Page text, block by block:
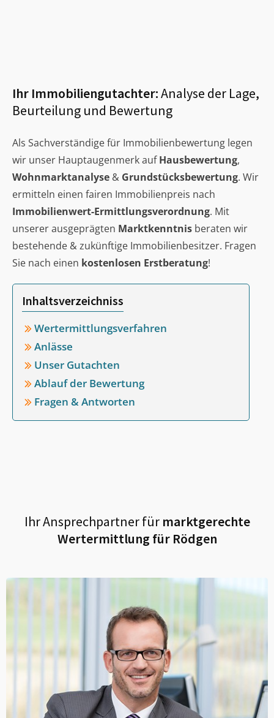
Ihr Immobiliengutachter:Analyse der Lage,
Beurteilung und Bewertung
Als Sachverständige für Immobilienbewertung legen
wir unser Hauptaugenmerk aufHausbewertung,
Wohnmarktanalyse & Grundstücksbewertung. Wir
ermitteln einen fairen Immobilienpreis nach
Immobilienwert-Ermittlungsverordnung. Mit
unserer ausgeprägten Marktkenntnis beraten wir
bestehende & zukünftige Immobilienbesitzer. Fragen
Sie nach einen kostenlosen Erstberatung!
Inhaltsverzeichniss
Wertermittlungsverfahren
Anlässe
Unser Gutachten
Ablauf der Bewertung
Fragen & Antworten
Ihr Ansprechpartner fürmarktgerechte
Wertermittlung für Rödgen